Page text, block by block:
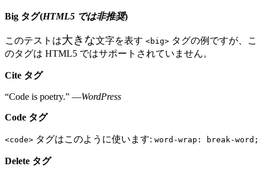
Big タグ(HTML5 では非推奨)
このテストは大きな文字を表す <big> タグの例ですが、こ
のタグは HTML5 ではサポートされていません。
Cite タグ
“Code is poetry.” —WordPress
Code タグ
<code> タグはこのように使います: word-wrap: break-word;
Delete タグ